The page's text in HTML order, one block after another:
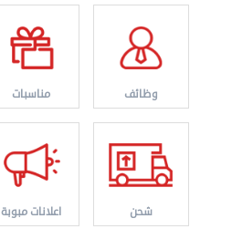
وظائف مناسبات
شحن اعلانات مبوبة